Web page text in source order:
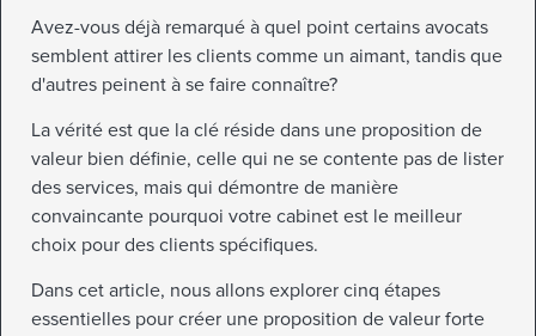
Avez-vous déjà remarqué à quel point certains avocats
semblent attirer les clients comme un aimant, tandis que
d'autres peinent à se faire connaître?
La vérité est que la clé réside dans une proposition de
valeur bien définie, celle qui ne se contente pas de lister
des services, mais qui démontre de manière
convaincante pourquoi votre cabinet est le meilleur
choix pour des clients spécifiques.
Dans cet article, nous allons explorer cinq étapes
essentielles pour créer une proposition de valeur forte